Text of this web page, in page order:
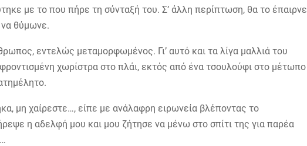
με το που πήρε τη σύνταξή του. Σ’ άλλη περίπτωση, θα το έπαιρνε
να θύμωνε.
εντελώς μεταμορφωμένος. Γι’ αυτό και τα λίγα μαλλιά του
χωρίστρα στο πλάι, εκτός από ένα τσουλούφι στο μέτωπο
μη χαίρεστε…, είπε με ανάλαφρη ειρωνεία βλέποντας το
η αδελφή μου και μου ζήτησε να μένω στο σπίτι της για παρέα